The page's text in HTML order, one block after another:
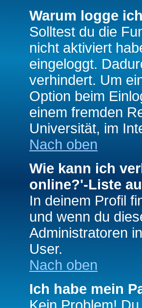
Warum logge
Solltest du die
nicht aktiviert
eingeloggt.
verhindert. Um
Option beim
einem fremden
Universität, im
Nach oben
Wie kann ich
online?'-Liste
In deinem Profil
und wenn du
Administratoren
User.
Nach oben
Ich habe mein